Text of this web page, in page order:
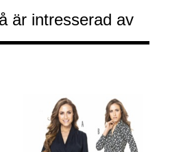
är intresserad av